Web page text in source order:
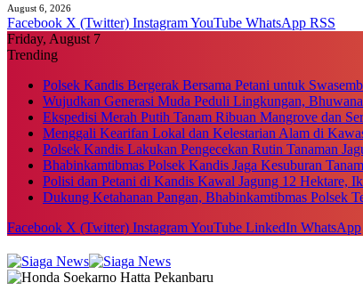
August 6, 2026
Facebook X (Twitter) InstagramYouTube WhatsApp RSS
Friday, August 7
Trending
Polsek Kandis Bergerak Bersama Petani untuk
Wujudkan Generasi Muda Peduli Lingkungan,
Ekspedisi Merah Putih Tanam Ribuan Mangrove dan
Menggali Kearifan Lokal dan Kelestarian Alam di
Polsek Kandis Lakukan Pengecekan Rutin Tanaman
Bhabinkamtibmas Polsek Kandis Jaga Kesuburan
Polisi dan Petani di Kandis Kawal Jagung 12 Hektare,
Dukung Ketahanan Pangan, Bhabinkamtibmas Polsek
Facebook X (Twitter) InstagramYouTube LinkedIn WhatsApp